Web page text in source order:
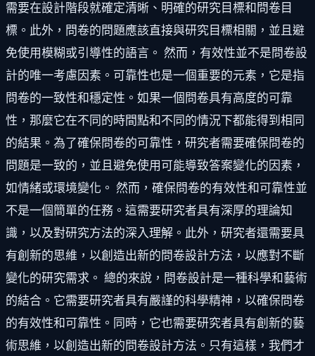
需要在設計階段就確定清晰、明確的研究目標和問卷目
標。此外，問卷的問題應該直接與研究目標相關，並且避
免使用模糊或引導性的語言。 然而，有效性並不是問卷設
計的唯一考慮因素。可靠性也是一個重要的元素，它是指
問卷的一致性和穩定性。如果一個問卷具有高度的可靠
性，那麼它在不同的時間點和不同的情況下都能得到相同
的結果。為了確保問卷的可靠性，研究者需要確保問卷的
問題是一致的，並且避免使用可能導致答案變化的因素，
如情緒或環境變化。 然而，確保問卷的有效性和可靠性並
不是一個簡單的任務。這需要研究者具有深厚的理論知
識，以及對研究方法的深入理解。此外，研究者還需要具
有創新的思維，以創造出新的問卷設計方法，以應對不斷
變化的研究需求。 總的來說，問卷設計是一種科學和藝術
的結合。它需要研究者具有嚴謹的科學精神，以確保問卷
的有效性和可靠性。同時，它也需要研究者具有創新的藝
術思維，以創造出新的問卷設計方法。只有這樣，我們才